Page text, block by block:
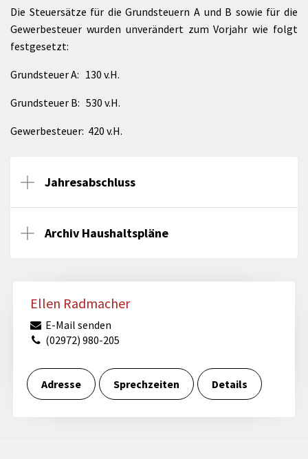
Die Steuersätze für die Grundsteuern A und B sowie für die
Gewerbesteuer wurden unverändert zum Vorjahr wie folgt
festgesetzt:
Grundsteuer A: 130 v.H.
Grundsteuer B: 530 v.H.
Gewerbesteuer: 420 v.H.
Jahresabschluss
Archiv Haushaltspläne
Ellen Radmacher
E-Mail senden
(02972) 980-205
Adresse Sprechzeiten Details